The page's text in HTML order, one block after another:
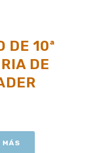
DE 10ª
DE
MÁS